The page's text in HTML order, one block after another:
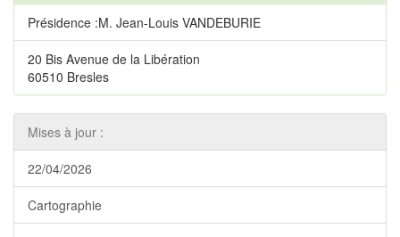
Présidence :M. Jean-Louis VANDEBURIE
20 Bis Avenue de la Libération
60510 Bresles
Mises à jour :
22/04/2026
Cartographie